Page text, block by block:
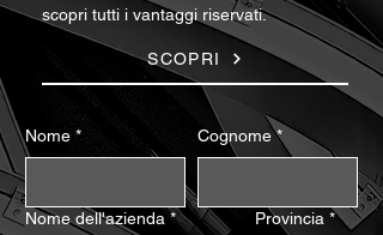
scopri tutti i vantaggi riservati.
SCOPRI
Nome * Cognome *
Nome dell'azienda * Provincia *